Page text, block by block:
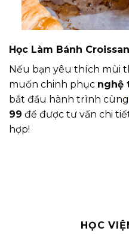
Học Làm Bánh
Nếu bạn yêu thích mùi
muốn chinh phục nghệ
bắt đầu hành trình cùng
99 để được tư vấn chi
hợp!
HỌC